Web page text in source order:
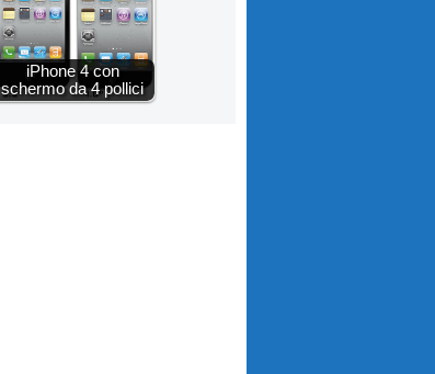
iPhone 4 con
schermo da 4 pollici